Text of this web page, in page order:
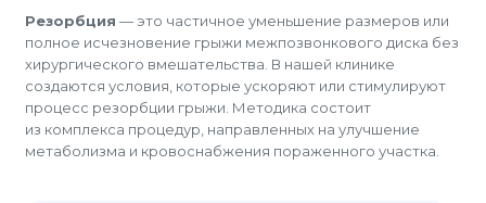
Резорбция — это частичное уменьшение размеров или
полное исчезновение грыжи межпозвонкового диска без
хирургического вмешательства. В нашей клинике
создаются условия, которые ускоряют или стимулируют
процесс резорбции грыжи. Методика состоит
из комплекса процедур, направленных на улучшение
метаболизма и кровоснабжения пораженного участка.